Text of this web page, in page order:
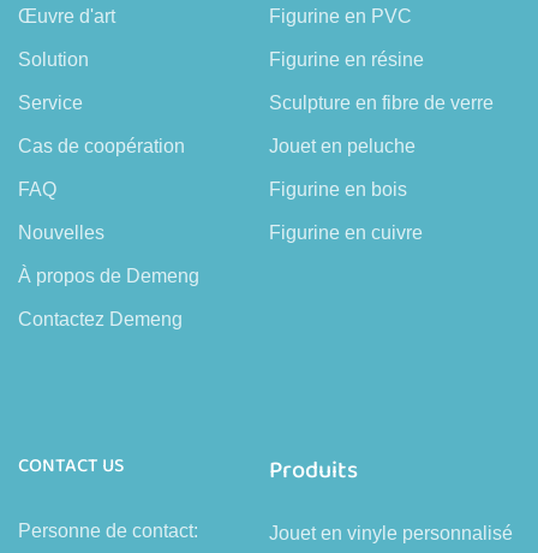
Œuvre d'art
Solution
Service
Cas de coopération
FAQ
Nouvelles
À propos de Demeng
Contactez Demeng
Figurine en PVC
Figurine en résine
Sculpture en fibre de verre
Jouet en peluche
Figurine en bois
Figurine en cuivre
CONTACT US
Personne de contact:
Produits
Jouet en vinyle personnalisé